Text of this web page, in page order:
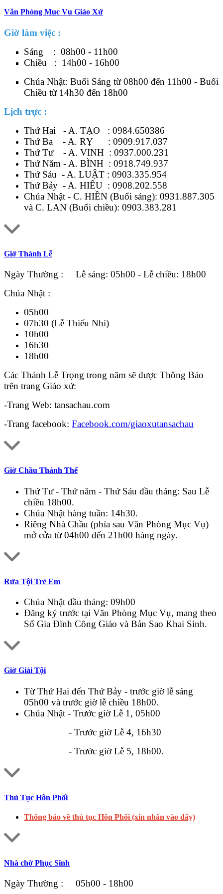
Văn Phòng Mục Vụ Giáo Xứ
Giờ làm việc :
Sáng : 08h00 - 11h00
Chiều : 14h00 - 16h00
Chúa Nhật: Buổi Sáng từ 08h00 đến 11h00 - Buổi
Chiều từ 14h30 đến 18h00
Lịch trực :
Thứ Hai - A. TẠO : 0984.650386
Thứ Ba - A. RỴ : 0909.917.037
Thứ Tư - A. VINH : 0937.000.231
Thứ Năm - A. BÌNH : 0918.749.937
Thứ Sáu - A. LUẬT : 0903.335.954
Thứ Bảy - A. HIẾU : 0908.202.558
Chúa Nhật - C. HIỀN (Buổi sáng): 0931.887.305
và C. LAN (Buổi chiều): 0903.383.281
Giờ Thánh Lễ
Ngày Thường : Lễ sáng: 05h00 - Lễ chiều: 18h00
Chúa Nhật :
05h00
07h30 (Lễ Thiếu Nhi)
10h00
16h30
18h00
Các Thánh Lễ Trọng trong năm sẽ được Thông Báo
trên trang Giáo xứ:
-Trang Web: tansachau.com
-Trang facebook: Facebook.com/giaoxutansachau
Giờ Chầu Thánh Thể
Thứ Tư - Thứ năm - Thứ Sáu đầu tháng: Sau Lễ
chiều 18h00.
Chúa Nhật hàng tuần: 14h30.
Riêng Nhà Chầu (phía sau Văn Phòng Mục Vụ)
mở cửa từ 04h00 đến 21h00 hàng ngày.
Rửa Tội Trẻ Em
Chúa Nhật đầu tháng: 09h00
Đăng ký trước tại Văn Phòng Mục Vụ, mang theo
Sổ Gia Đình Công Giáo và Bản Sao Khai Sinh.
Giờ Giải Tội
Từ Thứ Hai đến Thứ Bảy - trước giờ lễ sáng
05h00 và trước giờ lễ chiều 18h00.
Chúa Nhật - Trước giờ Lễ 1, 05h00
- Trước giờ Lễ 4, 16h30
- Trước giờ Lễ 5, 18h00.
Thủ Tục Hôn Phối
Thông báo về thủ tục Hôn Phối (xin nhấn vào đây)
Nhà chờ Phục Sinh
Ngày Thường : 05h00 - 18h00